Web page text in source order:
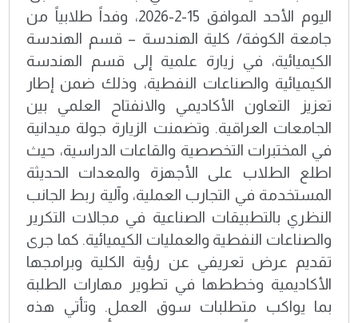
اليوم الأحد الموافق 15-2-2026، وفداً طلابياً من
جامعة الكوفة/ كلية الهندسة – قسم الهندسة
الكيميائية، في زيارة علمية إلى قسم الهندسة
الكيميائية والصناعات النفطية، وذلك ضمن إطار
تعزيز التعاون الأكاديمي والانفتاح العلمي بين
الجامعات العراقية. وتضمنت الزيارة جولة ميدانية
في المختبرات التخصصية والقاعات الدراسية، حيث
اطلع الطلاب على الأجهزة والمعدات الحديثة
المستخدمة في التجارب العملية، وآلية ربط الجانب
النظري بالتطبيقات الصناعية في مجالات التكرير
والصناعات النفطية والعمليات الكيميائية. كما جرى
تقديم عرض تعريفي عن رؤية الكلية وبرامجها
الأكاديمية وخططها في تطوير مهارات الطلبة
بما يواكب متطلبات سوق العمل. وتأتي هذه